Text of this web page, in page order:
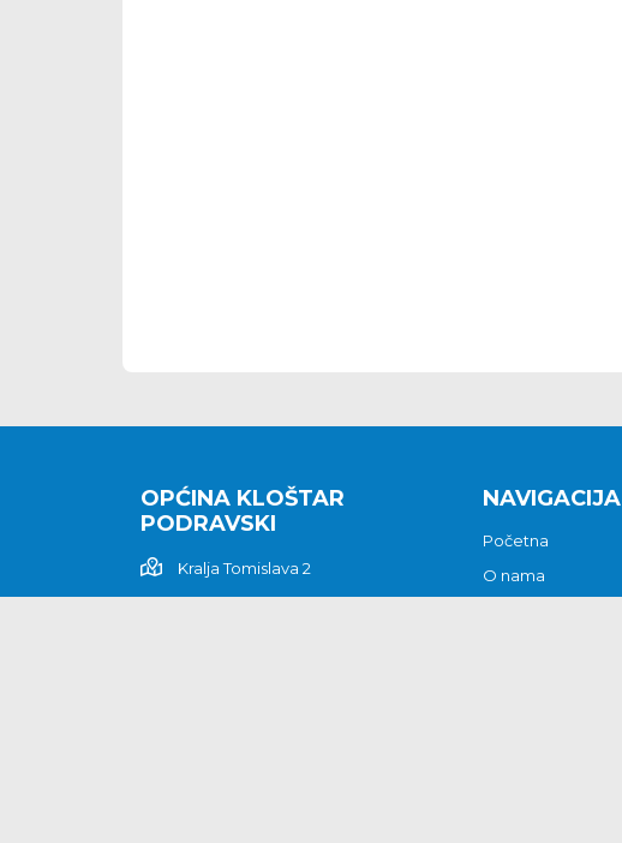
OPĆINA KLOŠTAR
PODRAVSKI
Kralja Tomislava 2
NAVIGACIJA
Početna
O nama